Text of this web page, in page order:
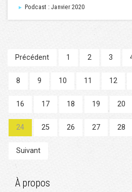
► Podcast : Janvier 2020
Précédent 1 2 3
8 9 10 11 12
16 17 18 19 20
24 25 26 27 28
Suivant
À propos